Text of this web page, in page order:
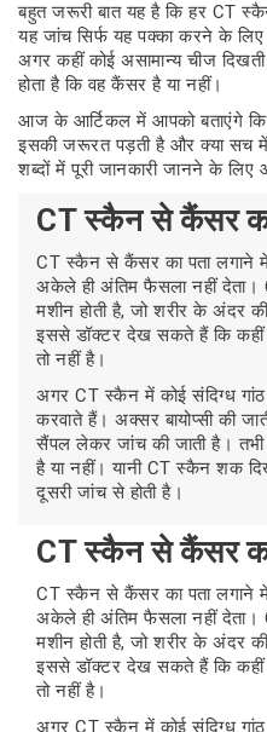
बहुत जरूरी बात यह है कि हर CT
यह जांच सिर्फ यह पक्का करने के
अगर कहीं कोई असामान्य चीज
होता है कि वह कैंसर है या नहीं।
आज के आर्टिकल में आपको बताएंगे
इसकी जरूरत पड़ती है और क्या सच
शब्दों में पूरी जानकारी जानने के लिए
CT स्कैन से कैंसर
CT स्कैन से कैंसर का पता लगाने
अकेले ही अंतिम फैसला नहीं
मशीन होती है, जो शरीर के अंदर
इससे डॉक्टर देख सकते हैं कि कहीं
तो नहीं है।
अगर CT स्कैन में कोई संदिग्ध
करवाते हैं। अक्सर बायोप्सी की
सैंपल लेकर जांच की जाती है।
है या नहीं। यानी CT स्कैन शक
दूसरी जांच से होती है।
CT स्कैन से कैंसर
CT स्कैन से कैंसर का पता लगाने
अकेले ही अंतिम फैसला नहीं
मशीन होती है, जो शरीर के अंदर
इससे डॉक्टर देख सकते हैं कि कहीं
तो नहीं है।
अगर CT स्कैन में कोई संदिग्ध